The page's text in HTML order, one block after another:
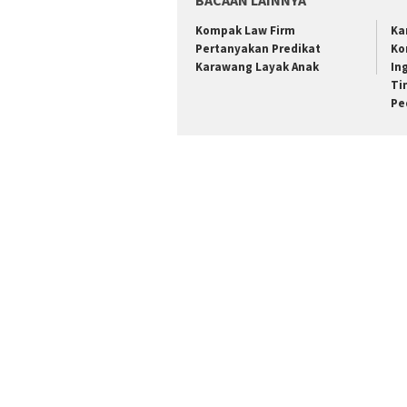
Kompak Law Firm
Pertanyakan Predikat
Karawang Layak Anak